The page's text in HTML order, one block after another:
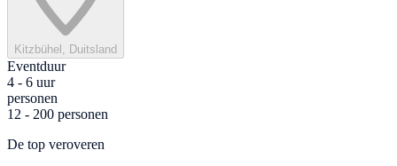
Kitzbühel, Duitsland
Eventduur
4 - 6 uur
personen
12 - 200 personen
De top veroveren